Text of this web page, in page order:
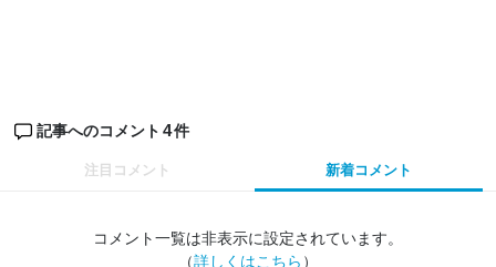
記事へのコメント 4件
注目コメント 新着コメント
コメント一覧は非表示に設定されています。
（詳しくはこちら ）